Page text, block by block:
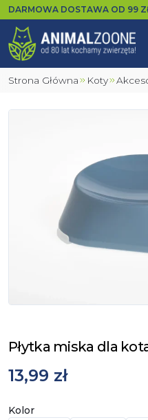
DARMOWA DOSTAWA OD 99
Strona Główna Koty
Płytka miska dla
13,99 zł
Kolor